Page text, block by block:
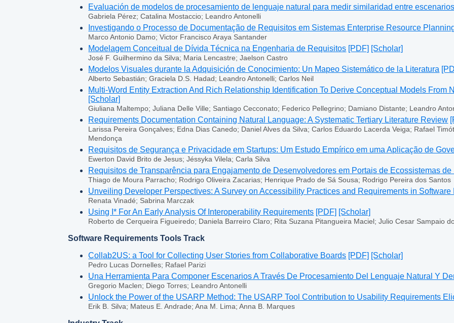
Evaluación de modelos de procesamiento de lenguaje natural para medir similaridad entre
Gabriela Pérez; Catalina Mostaccio; Leandro Antonelli
Investigando o Processo de Documentação de Requisitos em Sistemas Enterprise Resource
Marco Antonio Damo; Victor Francisco Araya Santander
Modelagem Conceitual de Dívida Técnica na Engenharia de Requisitos [PDF] [Scholar]
José F. Guilhermino da Silva; Maria Lencastre; Jaelson Castro
Modelos Visuales durante la Adquisición de Conocimiento: Un Mapeo Sistemático de la Literatura
Alberto Sebastián; Graciela D.S. Hadad; Leandro Antonelli; Carlos Neil
Multi-Word Entity Extraction And Rich Relationship Identification To Derive Conceptual Models From
[Scholar]
Giuliana Maltempo; Juliana Delle Ville; Santiago Cecconato; Federico Pellegrino; Damiano Distante; Leandro
Requirements Documentation Containing Natural Language: A Systematic Tertiary Literature Review
Larissa Pereira Gonçalves; Edna Dias Canedo; Daniel Alves da Silva; Carlos Eduardo Lacerda Veiga; Rafael
Mendonça
Requisitos de Segurança e Privacidade em Startups: Um Estudo Empírico em uma Aplicação de
Ewerton David Brito de Jesus; Jéssyka Vilela; Carla Silva
Requisitos de Transparência para Engajamento de Desenvolvedores em Portais de Ecossistemas de
Thiago de Moura Parracho; Rodrigo Oliveira Zacarias; Henrique Prado de Sá Sousa; Rodrigo Pereira dos Santos
Unveiling Developer Perspectives: A Survey on Accessibility Practices and Requirements in Software
Renata Vinadé; Sabrina Marczak
Using I* For An Early Analysis Of Interoperability Requirements [PDF] [Scholar]
Roberto de Cerqueira Figueiredo; Daniela Barreiro Claro; Rita Suzana Pitangueira Maciel; Julio Cesar Sampaio
Software Requirements Tools Track
Collab2US: a Tool for Collecting User Stories from Collaborative Boards [PDF] [Scholar]
Pedro Lucas Dornelles; Rafael Parizi
Una Herramienta Para Componer Escenarios A Través De Procesamiento Del Lenguaje Natural Y
Gregorio Maclen; Diego Torres; Leandro Antonelli
Unlock the Power of the USARP Method: The USARP Tool Contribution to Usability Requirements
Erik B. Silva; Mateus E. Andrade; Ana M. Lima; Anna B. Marques